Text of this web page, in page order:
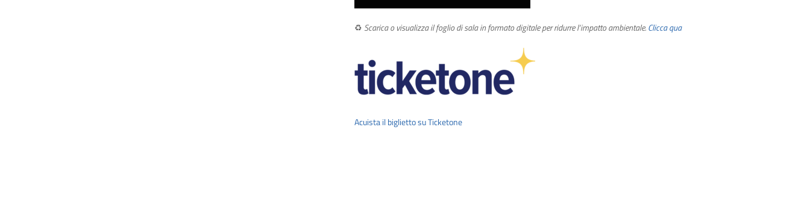
♻️ Scarica o visualizza il foglio di salainformato digitale per ridurre l’impatto ambientale.Clicca qua
Acuista il biglietto su Ticketone